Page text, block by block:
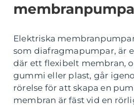
Elektriska
som diafragmapumpar, är
där ett flexibelt membran,
gummi eller plast, går
rörelse för att skapa en
membran är fäst vid en